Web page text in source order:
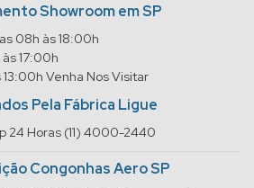
Showroom em SP
08h às 18:00h
17:00h
Venha Nos Visitar
Pela Fábrica Ligue
24 Horas (11) 4000-2440
Congonhas Aero SP